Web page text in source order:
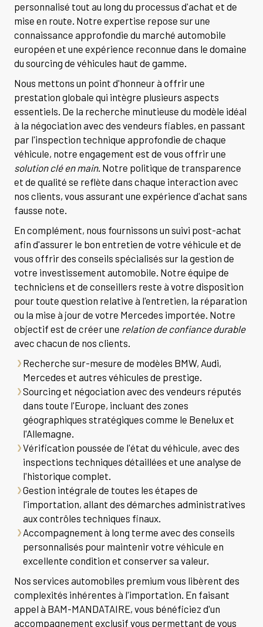
personnalisé tout au long du processus d'achat et de
mise en route. Notre expertise repose sur une
connaissance approfondie du marché automobile
européen et une expérience reconnue dans le domaine
du sourcing de véhicules haut de gamme.
Nous mettons un point d'honneur à offrir une
prestation globale qui intègre plusieurs aspects
essentiels. De la recherche minutieuse du modèle idéal
à la négociation avec des vendeurs fiables, en passant
par l'inspection technique approfondie de chaque
véhicule, notre engagement est de vous offrir une
solution clé en main. Notre politique de transparence
et de qualité se reflète dans chaque interaction avec
nos clients, vous assurant une expérience d'achat sans
fausse note.
En complément, nous fournissons un suivi post-achat
afin d'assurer le bon entretien de votre véhicule et de
vous offrir des conseils spécialisés sur la gestion de
votre investissement automobile. Notre équipe de
techniciens et de conseillers reste à votre disposition
pour toute question relative à l'entretien, la réparation
ou la mise à jour de votre Mercedes importée. Notre
objectif est de créer une relation de confiance durable
avec chacun de nos clients.
Recherche sur-mesure de modèles BMW, Audi,
Mercedes et autres véhicules de prestige.
Sourcing et négociation avec des vendeurs réputés
dans toute l'Europe, incluant des zones
géographiques stratégiques comme le Benelux et
l'Allemagne.
Vérification poussée de l'état du véhicule, avec des
inspections techniques détaillées et une analyse de
l'historique complet.
Gestion intégrale de toutes les étapes de
l'importation, allant des démarches administratives
aux contrôles techniques finaux.
Accompagnement à long terme avec des conseils
personnalisés pour maintenir votre véhicule en
excellente condition et conserver sa valeur.
Nos services automobiles premium vous libèrent des
complexités inhérentes à l'importation. En faisant
appel à BAM-MANDATAIRE, vous bénéficiez d'un
accompagnement exclusif vous permettant de vous